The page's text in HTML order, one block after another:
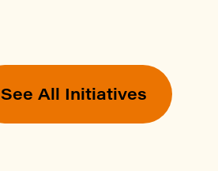
See All Initiatives